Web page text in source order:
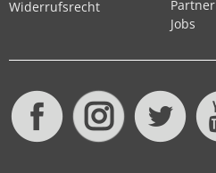
Widerrufsrecht
Partner
Jobs